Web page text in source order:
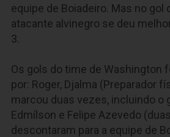
equipe de Boiadeiro. Mas no gol
atacante alvinegro se deu
3.
Os gols do time de Washington
por: Roger, Djalma (Preparador
marcou duas vezes, incluindo o
Edmílson e Felipe Azevedo
descontaram para a equipe de